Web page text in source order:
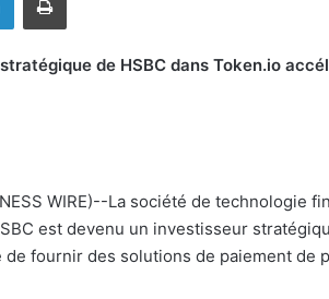
o
u
r
de HSBC dans Token.io
WIRE)--La société de technologie
est devenu un investisseur
de fournir des solutions de paiement de